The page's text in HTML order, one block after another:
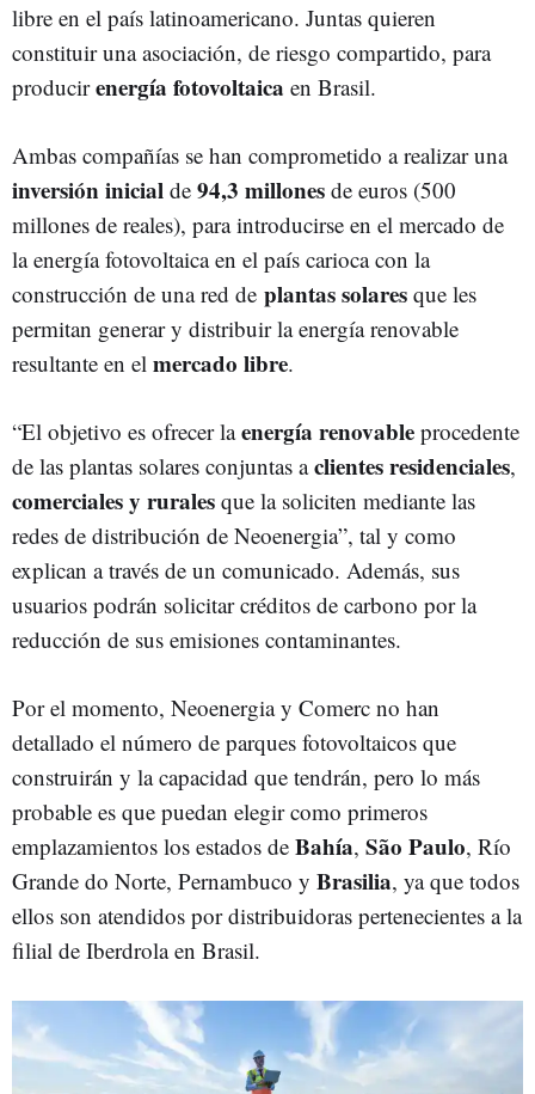
libre en el país latinoamericano. Juntas quieren
constituir una asociación, de riesgo compartido, para
producirenergía fotovoltaica en Brasil.
Ambas compañías se han comprometido a realizar una
inversióninicial de 94,3 millones de euros (500
millones de reales), para introducirse en el mercado de
la energía fotovoltaica en el país carioca con la
construcción de una red de plantassolares que les
permitan generar y distribuir la energía renovable
resultante en el mercado libre.
“El objetivo es ofrecer laenergía renovable procedente
de las plantas solares conjuntas aclientesresidenciales,
comercialesy rurales que la soliciten mediante las
redes de distribución de Neoenergia”, tal y como
explican a través de un comunicado. Además, sus
usuarios podrán solicitar créditos de carbono por la
reducción de sus emisiones contaminantes.
Por el momento, Neoenergia y Comerc no han
detallado el número de parques fotovoltaicos que
construirán y la capacidad que tendrán, pero lo más
probable es que puedan elegir como primeros
emplazamientos los estados de Bahía, São Paulo, Río
Grande do Norte, Pernambuco y Brasilia, ya que todos
ellos son atendidos por distribuidoras pertenecientes a la
filial de Iberdrola en Brasil.